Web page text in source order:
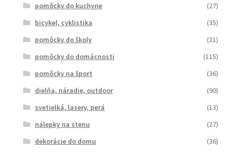
pomôcky do kuchyne
(27)
bicykel, cyklistika
(35)
pomôcky do školy
(21)
pomôcky do domácnosti
(115)
pomôcky na šport
(36)
dielňa, náradie, outdoor
(90)
svetielká, lasery, perá
(13)
nálepky na stenu
(27)
dekorácie do domu
(36)